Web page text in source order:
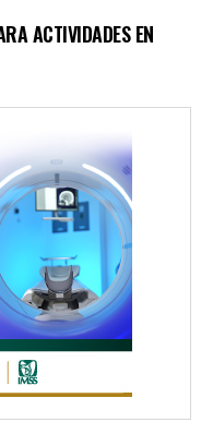
ACTIVIDADES EN